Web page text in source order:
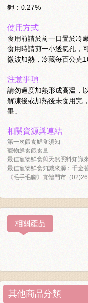
鉀：0.27%
使用方式
食用前請於前一日置於冷
食用時請剪一小透氣孔，
微波加熱，冷藏每百公克
注意事項
請勿過度加熱形成高溫，
解凍後或加熱後未食用完
畢。
相關資源與連結
第一次餵食鮮食須知
寵物鮮食餵食量
最佳寵物鮮食與天然照料知識
最佳寵物鮮食知識來源：千金
《毛手毛腳》實體門市（
相關產品
其他商品分類